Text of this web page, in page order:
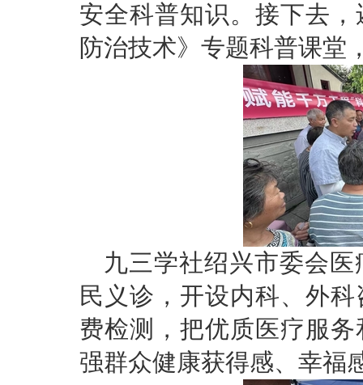
安全科普知识。接下去
防治技术》专题科普课堂
九三学社绍兴市委会
民义诊，开设内科、外
费检测，把优质医疗服
强群众健康获得感、幸福